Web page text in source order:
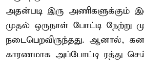
அதன்படி இரு அணிகளுக்கும்
முதல் ஒருநாள் போட்டி நேற்று
நடைபெறவிருந்தது. ஆனால்,
காரணமாக அப்போட்டி ரத்து